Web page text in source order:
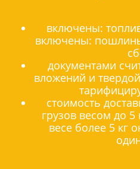
включены:
включены:
документами
вложений и
стоимость
грузов весом до 5
весе более 5 кг